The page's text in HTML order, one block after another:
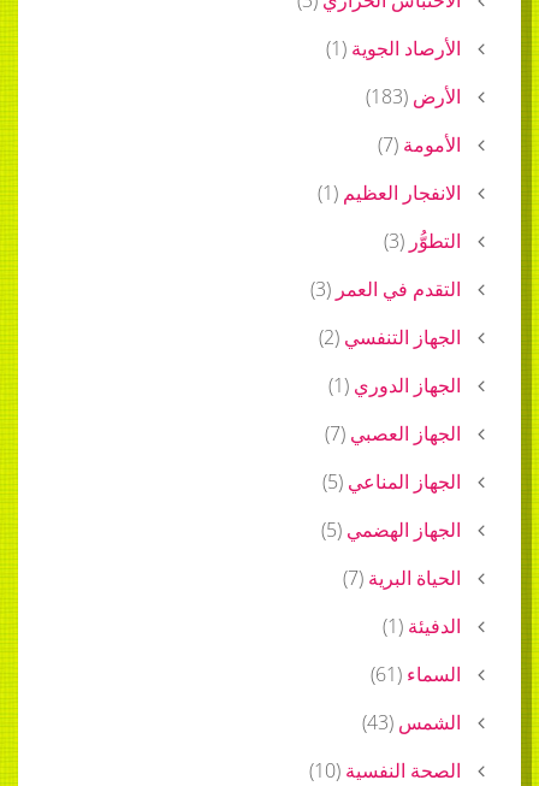
الأرصاد الجوية (
1
)
الأرض (
183
)
الأمومة (
7
)
الانفجار العظيم (
1
)
التطوُّر (
3
)
التقدم في العمر (
3
)
الجهاز التنفسي (
2
)
الجهاز الدوري (
1
)
الجهاز العصبي (
7
)
الجهاز المناعي (
5
)
الجهاز الهضمي (
5
)
الحياة البرية (
7
)
الدفيئة (
1
)
السماء (
61
)
الشمس (
43
)
الصحة النفسية (
10
)